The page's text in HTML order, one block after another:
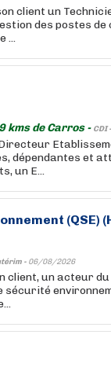
client un
des postes
...
kms de Carros - CDI -
dépendantes et
un E...
(QSE)
- 06/08/2026
client, un acteur
sécurité